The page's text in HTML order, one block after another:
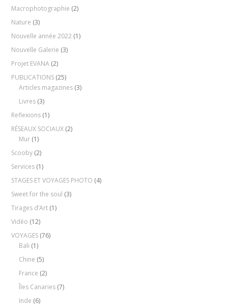
Macrophotographie (2)
Nature (3)
Nouvelle année 2022 (1)
Nouvelle Galerie (3)
Projet EVANA (2)
PUBLICATIONS (25)
Articles magazines (3)
Livres (3)
Reflexions (1)
RÉSEAUX SOCIAUX (2)
Mur (1)
Scooby (2)
Services (1)
STAGES ET VOYAGES PHOTO (4)
Sweet for the soul (3)
Tirages d’Art (1)
Vidéo (12)
VOYAGES (76)
Bali (1)
Chine (5)
France (2)
Îles Canaries (7)
Inde (6)